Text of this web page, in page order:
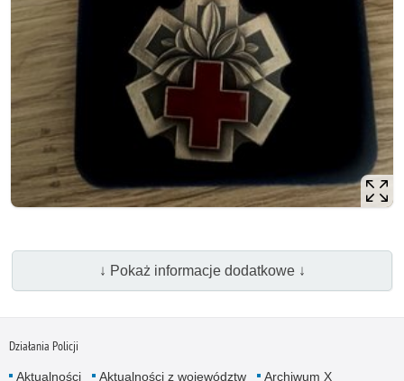
↓ Pokaż informacje dodatkowe ↓
Działania Policji
Aktualności Aktualności z województw
Archiwum X